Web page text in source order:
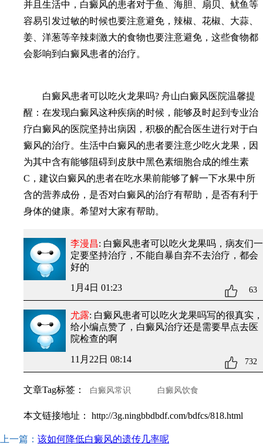
并且生活中，白癜风的患者对于鱼、海胆、扇贝、鱿鱼等
容易引发过敏的时候也要注意避免，辣椒、花椒、大蒜、
姜、洋葱等辛辣刺激大的食物也要注意避免，这些食物都
会影响到白癜风患者的治疗。
白癜风患者可以吃火龙果吗? 舟山白癜风医院温馨提
醒：在发现白癜风这种疾病的时候，能够及时起到专业治
疗白癜风的医院坚持出病因，积极的配合医生进行对于白
癜风的治疗。生活中白癜风的患者要注意少吃火龙果，因
为其中含有能够阻碍到皮肤中黑色素细胞合成的维生素
C，建议白癜风的患者在吃水果前能够了解一下水果中所
含的营养成份，是否对白癜风的治疗有帮助，是否有利于
身体的健康。希望对大家有帮助。
李漫昌: 白癜风患者可以吃火龙果吗，病友们一
定要坚持治疗，不能自暴自弃不去治疗，都会
好的
1月4日 01:23 63
尤露: 白癜风患者可以吃火龙果吗写的很真实，
给小编点赞了，白癜风治疗还是需要早点去医
院检查的啊
11月22日 08:14 732
文章Tag标签： 白癜风常识 白癜风饮食
本文链接地址： http://3g.ningbbdbdf.com/bdfcs/818.html
上一篇： 该如何降低白癜风的遗传几率呢